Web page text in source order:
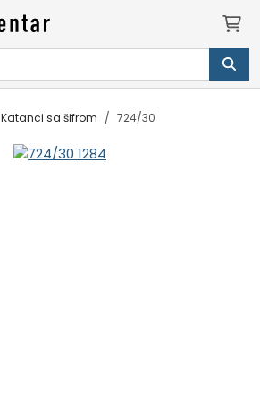
Katanci sa šifrom 724/30